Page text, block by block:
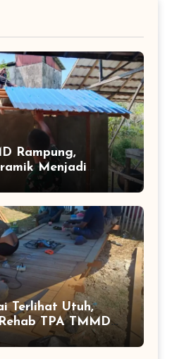
Rampung,
Menjadi
Sanitasi di
Terlihat Utuh,
TPA TMMD
di Tamban